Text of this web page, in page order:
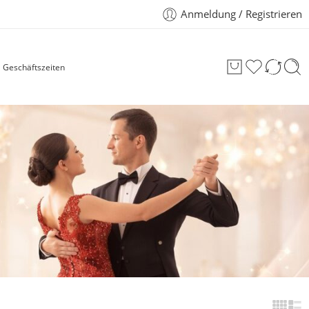
Anmeldung / Registrieren
Geschäftszeiten